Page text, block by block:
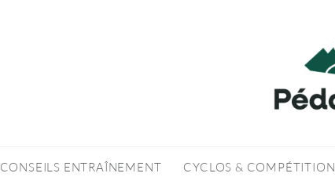
CONSEILS ENTRAÎNEMENT CYCLOS & COMPÉTITION